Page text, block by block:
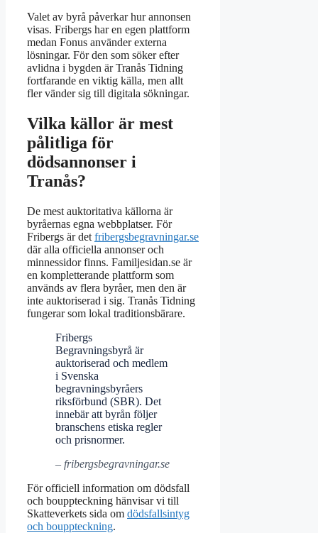
Valet av byrå påverkar hur annonsen
visas. Fribergs har en egen plattform
medan Fonus använder externa
lösningar. För den som söker efter
avlidna i bygden är Tranås Tidning
fortfarande en viktig källa, men allt
fler vänder sig till digitala sökningar.
Vilka källor är mest
pålitliga för
dödsannonser i
Tranås?
De mest auktoritativa källorna är
byråernas egna webbplatser. För
Fribergs är det fribergsbegravningar.se
där alla officiella annonser och
minnessidor finns. Familjesidan.se är
en kompletterande plattform som
används av flera byråer, men den är
inte auktoriserad i sig. Tranås Tidning
fungerar som lokal traditionsbärare.
Fribergs
Begravningsbyrå är
auktoriserad och medlem
i Svenska
begravningsbyråers
riksförbund (SBR). Det
innebär att byrån följer
branschens etiska regler
och prisnormer.
– fribergsbegravningar.se
För officiell information om dödsfall
och bouppteckning hänvisar vi till
Skatteverkets sida om dödsfallsintyg
och bouppteckning.